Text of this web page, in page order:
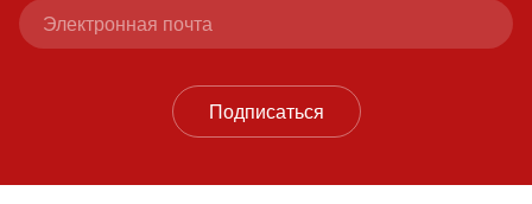
Подписаться